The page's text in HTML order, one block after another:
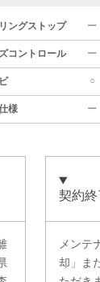
ングストップ ー
コントロール ー
○
様 ー
契約
メンテ
却」ま